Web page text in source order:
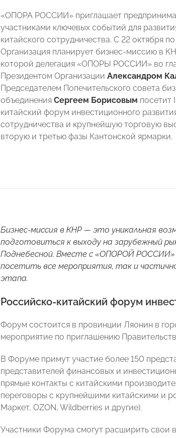
«ОПОРА РОССИИ» приглашает
участниками ключевых событий для
китайского сотрудничества. С 22 октября
Организация планирует бизнес-миссию в
которой делегация «ОПОРЫ РОССИИ» во
Президентом Организации Александром
Председателем Попечительского совета
объединения Сергеем Борисовым посетит
китайский форум инвестиционного
сотрудничества и крупнейшую торговую
вторую и третью фазы Кантонской ярмарки.
Бизнес-миссия в КНР — это уникальная
подготовиться к выходу на зарубежный
Поднебесной. Вместе с «ОПОРОЙ РОССИИ»
посетить все мероприятия, так и
этапа.
Российско-китайский форум
Форум состоится в провинции Ляонин в
мероприятие по приглашению
В Форуме примут участие более 150
представителей финансовых и
прямые контакты с китайскими
переговоры с крупнейшими китайскими и
Маркет, OZON, Wildberries и другие).
Участники Форума смогут расширить свои